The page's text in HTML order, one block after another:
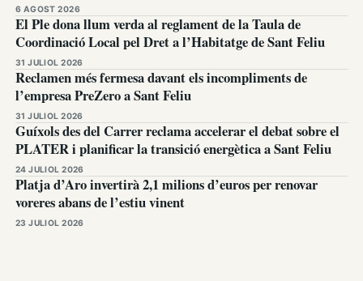
6 AGOST 2026
El Ple dona llum verda al reglament de la Taula de
Coordinació Local pel Dret a l’Habitatge de Sant Feliu
31 JULIOL 2026
Reclamen més fermesa davant els incompliments de
l’empresa PreZero a Sant Feliu
31 JULIOL 2026
Guíxols des del Carrer reclama accelerar el debat sobre el
PLATER i planificar la transició energètica a Sant Feliu
24 JULIOL 2026
Platja d’Aro invertirà 2,1 milions d’euros per renovar
voreres abans de l’estiu vinent
23 JULIOL 2026